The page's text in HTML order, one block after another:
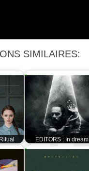
SIMILAIRES:
EDITORS : In dream